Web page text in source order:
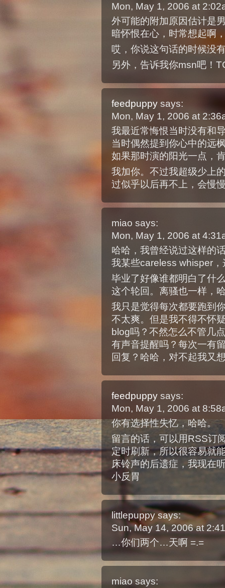
Mon, May 1, 2006 at
外可能的附加原因估计是
暗怀恨在心，时常想起啊
哎，你说这句话的时候没
另外，告诉我你msn吧！
feedpuppy says:
Mon, May 1, 2006 at
我最近常悔恨当时没有和
当时偶然提到你心中的远
如果那时演的阳光一点，
我加你。不过我超级少上
过似乎以后再不上，会慢
miao says:
Mon, May 1, 2006 at
哈哈，我曾经说过这样的
我某些careless whisper，
毕业了好像谁都明白了什
这个轮回。离骚也一样，
我只是觉得每次都要跑到
不太爽。但是我不得不怀
blog吗？不然怎么不管几
有声音提醒吗？每次一有
回复？哈哈，对不起我又
feedpuppy says:
Mon, May 1, 2006 at
你有选择性失忆，哈哈。
留言的话，可以用RSS订
定时刷新，所以很容易就
床铃声的后遗症，我现在
小反胃
littlepuppy says:
Sun, May 14, 2006 at
…你们两个…天啊 =.=
miao says: